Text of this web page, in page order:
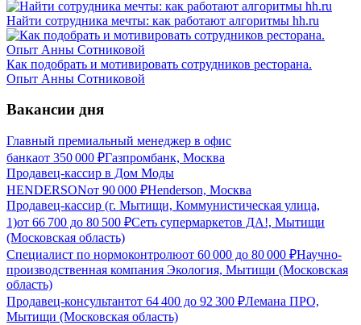
Найти сотрудника мечты: как работают алгоритмы hh.ru
Как подобрать и мотивировать сотрудников ресторана.
Опыт Анны Сотниковой
Вакансии дня
Главный премиальный менеджер в офис
банкаот 350 000 ₽Газпромбанк, Москва
Продавец-кассир в Дом Моды
HENDERSONот 90 000 ₽Henderson, Москва
Продавец-кассир (г. Мытищи, Коммунистическая улица,
1)от 66 700 до 80 500 ₽Сеть супермаркетов ДА!, Мытищи
(Московская область)
Специалист по нормоконтролюот 60 000 до 80 000 ₽Научно-
производственная компания Экология, Мытищи (Московская
область)
Продавец-консультантот 64 400 до 92 300 ₽Лемана ПРО,
Мытищи (Московская область)